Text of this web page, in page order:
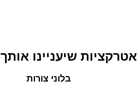
אטרקציות שיעניינו אותך
בלוני צורות